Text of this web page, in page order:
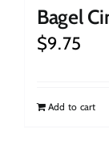
Bagel
$9.75
Add to cart